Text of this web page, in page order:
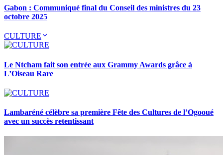
Gabon : Communiqué final du Conseil des ministres du 23
octobre 2025
CULTURE
Le Ntcham fait son entrée aux Grammy Awards grâce à
L’Oiseau Rare
Lambaréné célèbre sa première Fête des Cultures de l’Ogooué
avec un succès retentissant